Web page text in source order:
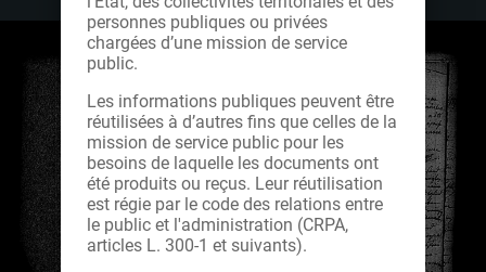
personnes publiques ou privées
chargées d’une mission de service
public.
Les informations publiques peuvent être
réutilisées à d’autres fins que celles de la
mission de service public pour les
besoins de laquelle les documents ont
été produits ou reçus. Leur réutilisation
est régie par le code des relations entre
le public et l'administration (CRPA,
articles L. 300-1 et suivants).